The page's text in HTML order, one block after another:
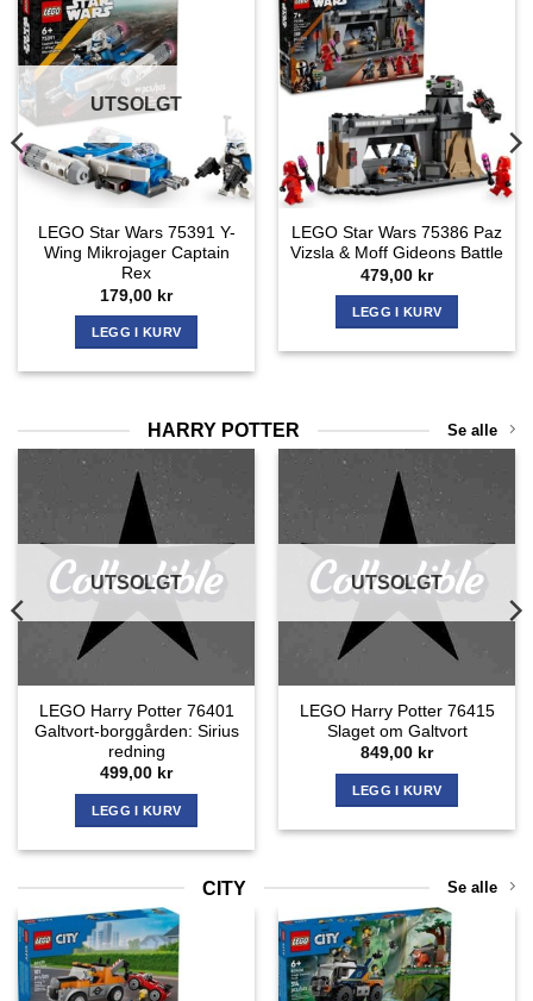
UTSOLGT
LEGO Star Wars 75391 Y-
Wing Mikrojager Captain
Rex
179,00 kr
LEGG I KURV
LEGO Star Wars 75386 Paz
Vizsla & Moff Gideons Battle
479,00 kr
LEGG I KURV
HARRY POTTER Se alle
UTSOLGT
LEGO Harry Potter 76401
Galtvort-borggården: Sirius
redning
499,00 kr
LEGG I KURV
UTSOLGT
LEGO Harry Potter 76415
Slaget om Galtvort
849,00 kr
LEGG I KURV
CITY Se alle